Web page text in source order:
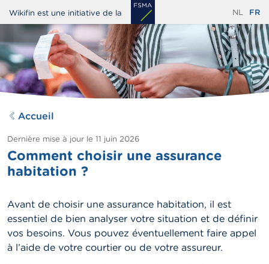
Aller
au
principal
Wikifin est une initiative de la NL FR
Accueil
Dernière mise à jour le 11 juin 2026
Comment choisir une assurance
habitation ?
Avant de choisir une assurance habitation, il est
essentiel de bien analyser votre situation et de définir
vos besoins. Vous pouvez éventuellement faire appel
à l’aide de votre courtier ou de votre assureur.